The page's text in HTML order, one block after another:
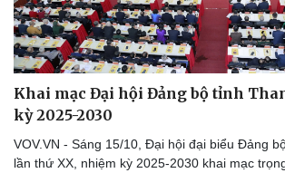
Khai mạc Đại hội Đảng bộ tỉnh
kỳ 2025-2030
VOV.VN - Sáng 15/10, Đại hội đại biểu Đảng
lần thứ XX, nhiệm kỳ 2025-2030 khai mạc